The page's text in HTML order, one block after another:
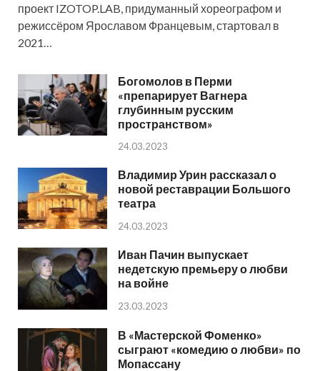
проект IZOTOP.LAB, придуманный хореографом и
режиссёром Ярославом Францевым, стартовал в
2021…
Богомолов в Перми
«препарирует Вагнера
глубинным русским
пространством»
24.03.2023
Владимир Урин рассказал о
новой реставрации Большого
театра
24.03.2023
Иван Пачин выпускает
недетскую премьеру о любви
на войне
23.03.2023
В «Мастерской Фоменко»
сыграют «комедию о любви» по
Мопассану